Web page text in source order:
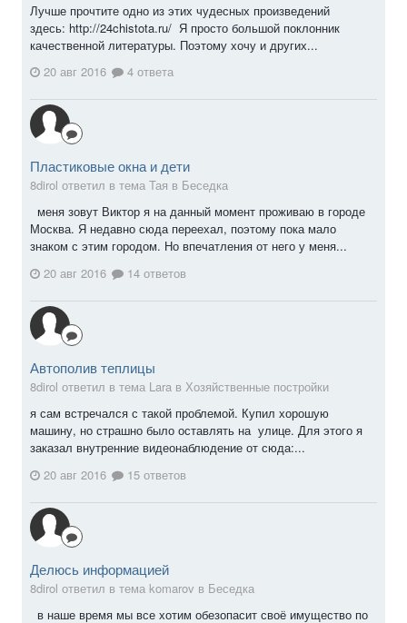
Лучше прочтите одно из этих чудесных произведений
здесь: http://24chistota.ru/ Я просто большой поклонник
качественной литературы. Поэтому хочу и других...
20 авг 2016
4 ответа
Пластиковые окна и дети
8dirol ответил в тема Тая в Беседка
меня зовут Виктор я на данный момент проживаю в городе
Москва. Я недавно сюда переехал, поэтому пока мало
знаком с этим городом. Но впечатления от него у меня...
20 авг 2016
14 ответов
Автополив теплицы
8dirol ответил в тема Lara в Хозяйственные постройки
я сам встречался с такой проблемой. Купил хорошую
машину, но страшно было оставлять на улице. Для этого я
заказал внутренние видеонаблюдение от сюда:...
20 авг 2016
15 ответов
Делюсь информацией
8dirol ответил в тема komarov в Беседка
в наше время мы все хотим обезопасит своё имущество по